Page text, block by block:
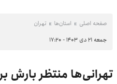
صفحه اصلی استان‌ها تهران
جمعه ۲۱ دی ۱۴۰۳ - ۱۷:۲۰
تهرانی‌ها منتظر بارش